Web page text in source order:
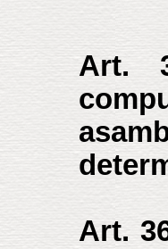
Art.
Art.